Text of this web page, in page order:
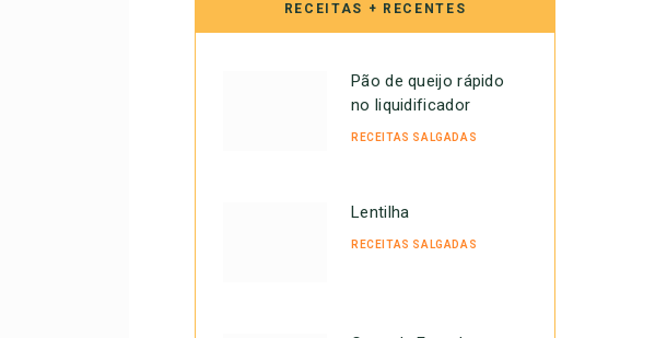
RECEITAS + RECENTES
Pão de queijo rápido
no liquidificador
RECEITAS SALGADAS
Lentilha
RECEITAS SALGADAS